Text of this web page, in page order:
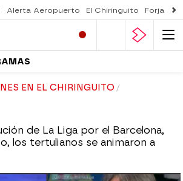
Alerta Aeropuerto El Chiringuito Forjado
EN EL CHIRINGUITO
de La Liga por el Barcelona,
los tertulianos se animaron a